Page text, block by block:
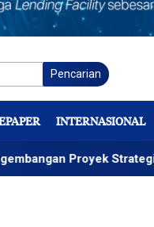
Pencarian
INTERNASIONAL
Proyek Strategis IGP